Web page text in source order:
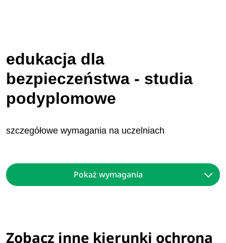
edukacja dla
bezpieczeństwa - studia
podyplomowe
szczegółowe wymagania na uczelniach
Pokaż wymagania
Zobacz inne kierunki ochrona